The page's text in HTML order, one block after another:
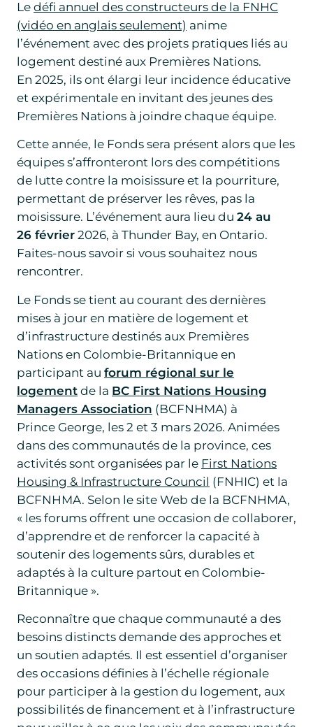
Ledéfi annuel des constructeurs de la FNHC
(vidéo en anglais seulement) anime
l’événement avec des projets pratiques liés au
logement destiné aux Premières Nations.
En 2025, ils ont élargi leur incidence éducative
et expérimentale en invitant des jeunes des
Premières Nations à joindre chaque équipe.
Cette année, le Fonds sera présent alors que les
équipes s’affronteront lors des compétitions
de lutte contre la moisissure et la pourriture,
permettant de préserver les rêves, pas la
moisissure. L’événement aura lieu du 24 au
26 février2026, à Thunder Bay, en Ontario.
Faites-nous savoir si vous souhaitez nous
rencontrer.
Le Fonds se tient au courant des dernières
mises à jour en matière de logement et
d’infrastructure destinés aux Premières
Nations en Colombie-Britannique en
participant au forum régional sur le
logementde la BC First Nations Housing
Managers Association (BCFNHMA) à
Prince George, les 2 et 3 mars 2026. Animées
dans des communautés de la province, ces
activités sont organisées par le First Nations
Housing & Infrastructure Council (FNHIC) et la
BCFNHMA. Selon le site Web de la BCFNHMA,
« les forums offrent une occasion de collaborer,
d’apprendre et de renforcer la capacité à
soutenir des logements sûrs, durables et
adaptés à la culture partout en Colombie-
Britannique ».
Reconnaître que chaque communauté a des
besoins distincts demande des approches et
un soutien adaptés. Il est essentiel d’organiser
des occasions définies à l’échelle régionale
pour participer à la gestion du logement, aux
possibilités de financement et à l’infrastructure